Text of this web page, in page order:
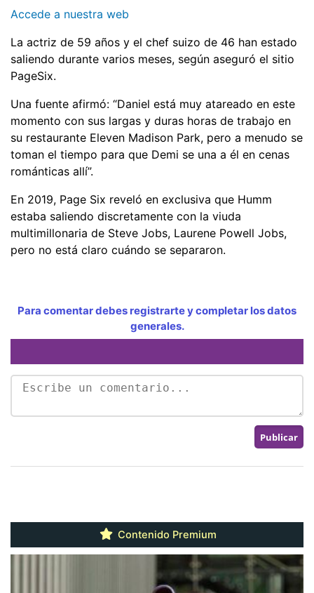
Accede a nuestra web
La actriz de 59 años y el chef suizo de 46 han estado
saliendo durante varios meses, según aseguró el sitio
PageSix.
Una fuente afirmó: “Daniel está muy atareado en este
momento con sus largas y duras horas de trabajo en
su restaurante Eleven Madison Park, pero a menudo se
toman el tiempo para que Demi se una a él en cenas
románticas allí”.
En 2019, Page Six reveló en exclusiva que Humm
estaba saliendo discretamente con la viuda
multimillonaria de Steve Jobs, Laurene Powell Jobs,
pero no está claro cuándo se separaron.
Para comentar debes registrarte y completar los datos
generales.
Contenido Premium